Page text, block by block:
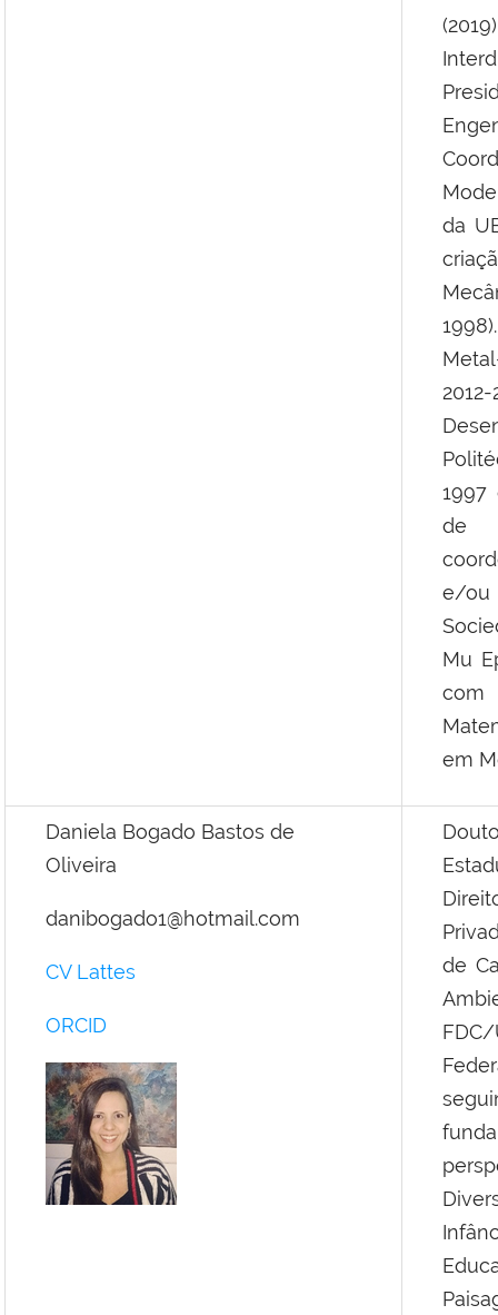
da
1997
de
e/
Mu
com
em
Daniela Bogado Bastos de
Oliveira
danibogado1@hotmail.com
CV Lattes
ORCID
de